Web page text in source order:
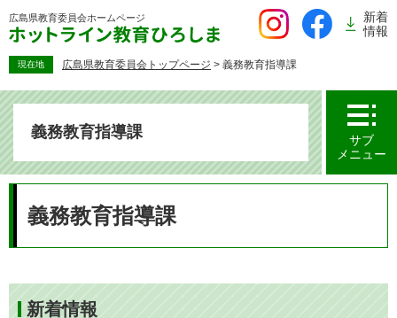
ー
広島県教育委員会ホームページ
新着
情報
現在地 広島県教育委員会トップページ > 義務教育指導課
義務教育指導課
サブ
メニュー
義務教育指導課
新着情報